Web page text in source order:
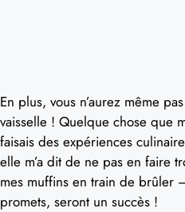
En plus, vous n’aurez même
vaisselle ! Quelque chose que
faisais des expériences
elle m’a dit de ne pas en faire
mes muffins en train de brûler
promets, seront un succès !